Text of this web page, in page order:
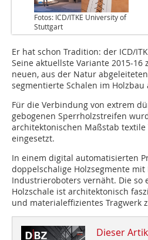
Fotos: ICD/ITKE University of
Stuttgart
Er hat schon Tradition: der ICD/
Seine aktuellste Variante 2015-
neuen, aus der Natur
segmentierte Schalen im Holzbau
Für die Verbindung von extrem
gebogenen Sperrholzstreifen
architektonischen Maßstab
eingesetzt.
In einem digital automatisierten
doppelschalige Holzsegmente mit
Industrieroboters vernäht. Die so
Holzschale ist architektonisch
und materialeffizientes Tragwerk
Dieser